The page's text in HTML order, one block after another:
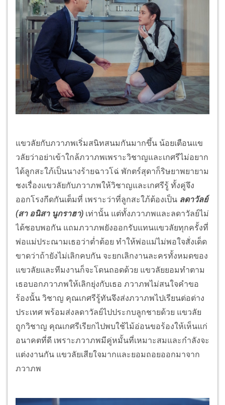
แขวลัยกับภวาภพเริ่มสนิทสนมกันมากขึ้น น้อยเตือนแข
วลัยว่าอย่าเข้าใกล้ภวาภพเพราะวิชาญและเกศรีไม่อยาก
ได้ลูกสะใภ้เป็นนางร้ายฉาวโฉ่ พักตร์สุดาก็ริษยาพยายาม
ชงเรื่องแขวลัยกับภวาภพให้วิชาญและเกศรีรู้ ทั้งคู่จึง
ออกโรงกีดกันเต็มที่ เพราะว่าที่ลูกสะใภ้ต้องเป็น ลดาวัลย์
(สา อนิสา นูกราฮา) เท่านั้น แต่ทั้งภวาภพและลดาวัลย์ไม่
ได้ชอบพอกัน แถมภวาภพยังออกรับแทนแขวลัยทุกครั้งที่
พ่อแม่ประณามเธอว่าต่ำต้อย ทำให้พ่อแม่ไม่พอใจสั่งเด็ด
ขาดว่าถ้ายังไม่เลิกคบกัน จะยกเลิกงานละครทั้งหมดของ
แขวลัยและทีมงานก็จะโดนถอดด้วย แขวลัยยอมทำตาม
เธอบอกภวาภพให้เลิกยุ่งกับเธอ ภวาภพไม่สนใจคำขอ
ร้องนั้น วิชาญ คุณเกศรีรู้ทันจึงส่งภวาภพไปเรียนต่อต่าง
ประเทศ พร้อมส่งลดาวัลย์ไปประกบลูกชายด้วย แขวลัย
ถูกวิชาญ คุณเกศรีเรียกไปพบใช้ไม้อ่อนขอร้องให้เห็นแก่
อนาคตที่ดี เพราะภวาภพมีคู่หมั้นที่เหมาะสมและกำลังจะ
แต่งงานกัน แขวลัยเสียใจมากและยอมถอยออกมาจาก
ภวาภพ